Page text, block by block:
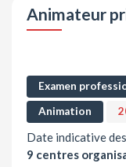
Animateur
Examen
Animation
Date indicative
9 centres